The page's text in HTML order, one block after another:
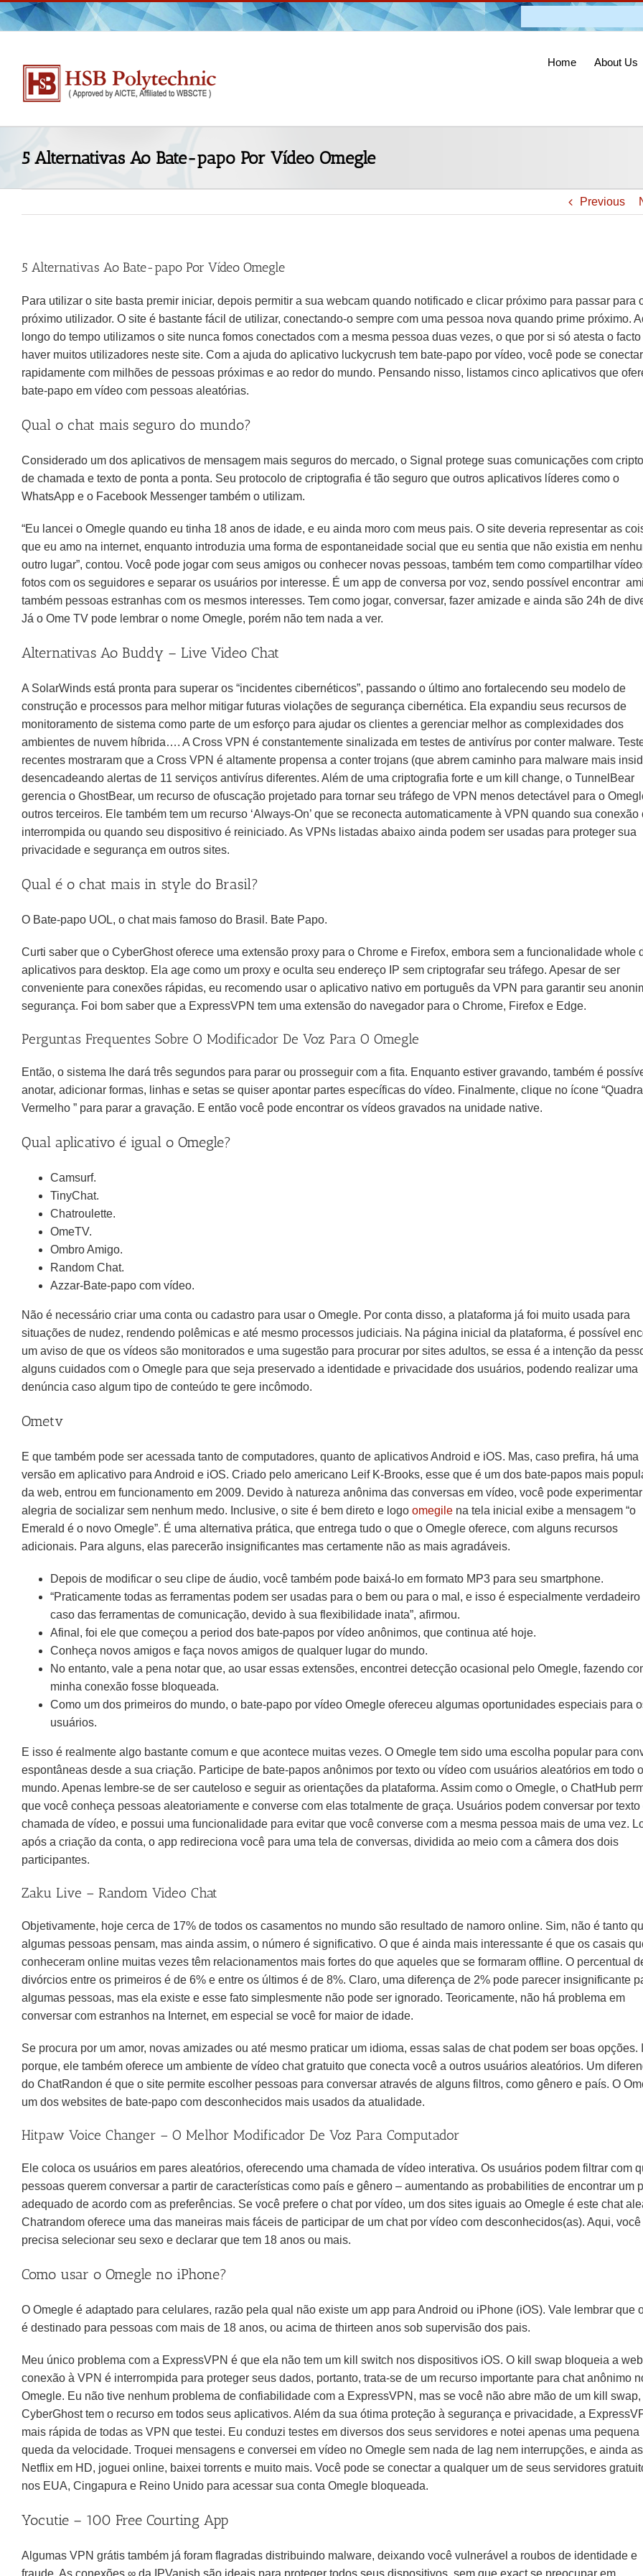
Skip
to
Home About Us
5 Alternativas Ao Bate-papo Por Vídeo Omegle
Previous
5 Alternativas Ao Bate-papo Por Vídeo Omegle
Para utilizar o site basta premir iniciar, depois permitir a sua webcam quando notificado e clicar próximo para passar para
próximo utilizador. O site é bastante fácil de utilizar, conectando-o sempre com uma pessoa nova quando prime próximo.
longo do tempo utilizamos o site nunca fomos conectados com a mesma pessoa duas vezes, o que por si só atesta o
haver muitos utilizadores neste site. Com a ajuda do aplicativo luckycrush tem bate-papo por vídeo, você pode se conectar
rapidamente com milhões de pessoas próximas e ao redor do mundo. Pensando nisso, listamos cinco aplicativos que
bate-papo em vídeo com pessoas aleatórias.
Qual o chat mais seguro do mundo?
Considerado um dos aplicativos de mensagem mais seguros do mercado, o Signal protege suas comunicações com
de chamada e texto de ponta a ponta. Seu protocolo de criptografia é tão seguro que outros aplicativos líderes como o
WhatsApp e o Facebook Messenger também o utilizam.
“Eu lancei o Omegle quando eu tinha 18 anos de idade, e eu ainda moro com meus pais. O site deveria representar as
que eu amo na internet, enquanto introduzia uma forma de espontaneidade social que eu sentia que não existia em
outro lugar”, contou. Você pode jogar com seus amigos ou conhecer novas pessoas, também tem como compartilhar
fotos com os seguidores e separar os usuários por interesse. É um app de conversa por voz, sendo possível encontrar
também pessoas estranhas com os mesmos interesses. Tem como jogar, conversar, fazer amizade e ainda são 24h de
Já o Ome TV pode lembrar o nome Omegle, porém não tem nada a ver.
Alternativas Ao Buddy – Live Video Chat
A SolarWinds está pronta para superar os “incidentes cibernéticos”, passando o último ano fortalecendo seu modelo de
construção e processos para melhor mitigar futuras violações de segurança cibernética. Ela expandiu seus recursos de
monitoramento de sistema como parte de um esforço para ajudar os clientes a gerenciar melhor as complexidades dos
ambientes de nuvem híbrida…. A Cross VPN é constantemente sinalizada em testes de antivírus por conter malware.
recentes mostraram que a Cross VPN é altamente propensa a conter trojans (que abrem caminho para malware mais
desencadeando alertas de 11 serviços antivírus diferentes. Além de uma criptografia forte e um kill change, o TunnelBear
gerencia o GhostBear, um recurso de ofuscação projetado para tornar seu tráfego de VPN menos detectável para o
outros terceiros. Ele também tem um recurso ‘Always-On’ que se reconecta automaticamente à VPN quando sua conexão
interrompida ou quando seu dispositivo é reiniciado. As VPNs listadas abaixo ainda podem ser usadas para proteger sua
privacidade e segurança em outros sites.
Qual é o chat mais in style do Brasil?
O Bate-papo UOL, o chat mais famoso do Brasil. Bate Papo.
Curti saber que o CyberGhost oferece uma extensão proxy para o Chrome e Firefox, embora sem a funcionalidade whole
aplicativos para desktop. Ela age como um proxy e oculta seu endereço IP sem criptografar seu tráfego. Apesar de ser
conveniente para conexões rápidas, eu recomendo usar o aplicativo nativo em português da VPN para garantir seu
segurança. Foi bom saber que a ExpressVPN tem uma extensão do navegador para o Chrome, Firefox e Edge.
Perguntas Frequentes Sobre O Modificador De Voz Para O Omegle
Então, o sistema lhe dará três segundos para parar ou prosseguir com a fita. Enquanto estiver gravando, também é
anotar, adicionar formas, linhas e setas se quiser apontar partes específicas do vídeo. Finalmente, clique no ícone
Vermelho ” para parar a gravação. E então você pode encontrar os vídeos gravados na unidade native.
Qual aplicativo é igual o Omegle?
Camsurf.
TinyChat.
Chatroulette.
OmeTV.
Ombro Amigo.
Random Chat.
Azzar-Bate-papo com vídeo.
Não é necessário criar uma conta ou cadastro para usar o Omegle. Por conta disso, a plataforma já foi muito usada para
situações de nudez, rendendo polêmicas e até mesmo processos judiciais. Na página inicial da plataforma, é possível
um aviso de que os vídeos são monitorados e uma sugestão para procurar por sites adultos, se essa é a intenção da
alguns cuidados com o Omegle para que seja preservado a identidade e privacidade dos usuários, podendo realizar uma
denúncia caso algum tipo de conteúdo te gere incômodo.
Ometv
E que também pode ser acessada tanto de computadores, quanto de aplicativos Android e iOS. Mas, caso prefira, há uma
versão em aplicativo para Android e iOS. Criado pelo americano Leif K-Brooks, esse que é um dos bate-papos mais
da web, entrou em funcionamento em 2009. Devido à natureza anônima das conversas em vídeo, você pode
alegria de socializar sem nenhum medo. Inclusive, o site é bem direto e logo omegile na tela inicial exibe a mensagem “o
Emerald é o novo Omegle”. É uma alternativa prática, que entrega tudo o que o Omegle oferece, com alguns recursos
adicionais. Para alguns, elas parecerão insignificantes mas certamente não as mais agradáveis.
Depois de modificar o seu clipe de áudio, você também pode baixá-lo em formato MP3 para seu smartphone.
“Praticamente todas as ferramentas podem ser usadas para o bem ou para o mal, e isso é especialmente verdadeiro
caso das ferramentas de comunicação, devido à sua flexibilidade inata”, afirmou.
Afinal, foi ele que começou a period dos bate-papos por vídeo anônimos, que continua até hoje.
Conheça novos amigos e faça novos amigos de qualquer lugar do mundo.
No entanto, vale a pena notar que, ao usar essas extensões, encontrei detecção ocasional pelo Omegle, fazendo
minha conexão fosse bloqueada.
Como um dos primeiros do mundo, o bate-papo por vídeo Omegle ofereceu algumas oportunidades especiais para
usuários.
E isso é realmente algo bastante comum e que acontece muitas vezes. O Omegle tem sido uma escolha popular para
espontâneas desde a sua criação. Participe de bate-papos anônimos por texto ou vídeo com usuários aleatórios em todo o
mundo. Apenas lembre-se de ser cauteloso e seguir as orientações da plataforma. Assim como o Omegle, o ChatHub
que você conheça pessoas aleatoriamente e converse com elas totalmente de graça. Usuários podem conversar por texto
chamada de vídeo, e possui uma funcionalidade para evitar que você converse com a mesma pessoa mais de uma vez.
após a criação da conta, o app redireciona você para uma tela de conversas, dividida ao meio com a câmera dos dois
participantes.
Zaku Live – Random Video Chat
Objetivamente, hoje cerca de 17% de todos os casamentos no mundo são resultado de namoro online. Sim, não é tanto
algumas pessoas pensam, mas ainda assim, o número é significativo. O que é ainda mais interessante é que os casais
conheceram online muitas vezes têm relacionamentos mais fortes do que aqueles que se formaram offline. O percentual
divórcios entre os primeiros é de 6% e entre os últimos é de 8%. Claro, uma diferença de 2% pode parecer insignificante
algumas pessoas, mas ela existe e esse fato simplesmente não pode ser ignorado. Teoricamente, não há problema em
conversar com estranhos na Internet, em especial se você for maior de idade.
Se procura por um amor, novas amizades ou até mesmo praticar um idioma, essas salas de chat podem ser boas opções.
porque, ele também oferece um ambiente de vídeo chat gratuito que conecta você a outros usuários aleatórios. Um
do ChatRandon é que o site permite escolher pessoas para conversar através de alguns filtros, como gênero e país. O
um dos websites de bate-papo com desconhecidos mais usados da atualidade.
Hitpaw Voice Changer – O Melhor Modificador De Voz Para Computador
Ele coloca os usuários em pares aleatórios, oferecendo uma chamada de vídeo interativa. Os usuários podem filtrar com
pessoas querem conversar a partir de características como país e gênero – aumentando as probabilities de encontrar um
adequado de acordo com as preferências. Se você prefere o chat por vídeo, um dos sites iguais ao Omegle é este chat
Chatrandom oferece uma das maneiras mais fáceis de participar de um chat por vídeo com desconhecidos(as). Aqui, você
precisa selecionar seu sexo e declarar que tem 18 anos ou mais.
Como usar o Omegle no iPhone?
O Omegle é adaptado para celulares, razão pela qual não existe um app para Android ou iPhone (iOS). Vale lembrar que
é destinado para pessoas com mais de 18 anos, ou acima de thirteen anos sob supervisão dos pais.
Meu único problema com a ExpressVPN é que ela não tem um kill switch nos dispositivos iOS. O kill swap bloqueia a
conexão à VPN é interrompida para proteger seus dados, portanto, trata-se de um recurso importante para chat anônimo
Omegle. Eu não tive nenhum problema de confiabilidade com a ExpressVPN, mas se você não abre mão de um kill swap,
CyberGhost tem o recurso em todos seus aplicativos. Além da sua ótima proteção à segurança e privacidade, a
mais rápida de todas as VPN que testei. Eu conduzi testes em diversos dos seus servidores e notei apenas uma pequena
queda da velocidade. Troquei mensagens e conversei em vídeo no Omegle sem nada de lag nem interrupções, e ainda
Netflix em HD, joguei online, baixei torrents e muito mais. Você pode se conectar a qualquer um de seus servidores
nos EUA, Cingapura e Reino Unido para acessar sua conta Omegle bloqueada.
Yocutie – 100 Free Courting App
Algumas VPN grátis também já foram flagradas distribuindo malware, deixando você vulnerável a roubos de identidade e
fraude. As conexões ∞ da IPVanish são ideais para proteger todos seus dispositivos, sem que exact se preocupar em